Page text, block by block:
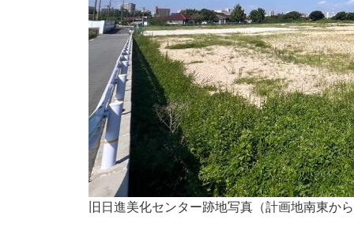
旧日進美化センター跡地写真（計画地南東か